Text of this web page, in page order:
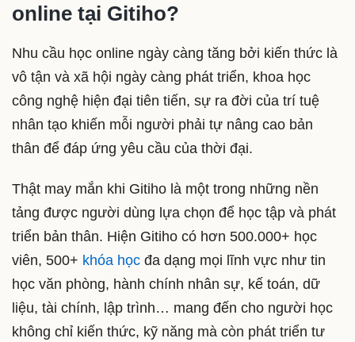
online tại Gitiho?
Nhu cầu học online ngày càng tăng bởi kiến thức là
vô tận và xã hội ngày càng phát triển, khoa học
công nghệ hiện đại tiên tiến, sự ra đời của trí tuệ
nhân tạo khiến mỗi người phải tự nâng cao bản
thân để đáp ứng yêu cầu của thời đại.
Thật may mắn khi Gitiho là một trong những nền
tảng được người dùng lựa chọn để học tập và phát
triển bản thân. Hiện Gitiho có hơn 500.000+ học
viên, 500+ khóa học đa dạng mọi lĩnh vực như tin
học văn phòng, hành chính nhân sự, kế toán, dữ
liệu, tài chính, lập trình… mang đến cho người học
không chỉ kiến thức, kỹ năng mà còn phát triển tư